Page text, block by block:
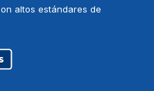
altos estándares de